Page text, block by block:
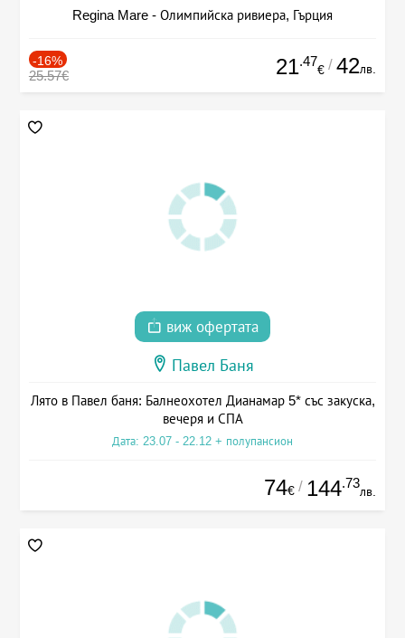
Regina Mare - Олимпийска ривиера, Гърция
-16%
25.57€ 21.47
€ / 42лв.
виж офертата
Павел Баня
Лято в Павел баня: Балнеохотел Дианамар 5* със закуска,
вечеря и СПА
Дата: 23.07 - 22.12 + полупансион
74€ / 144.73
лв.